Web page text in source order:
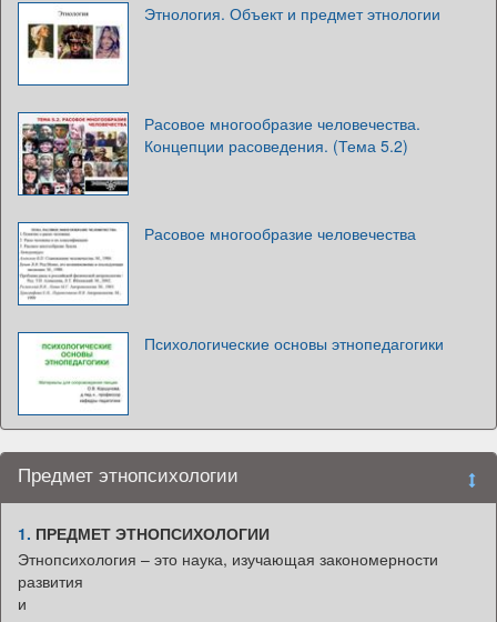
Этнология. Объект и предмет этнологии
Расовое многообразие человечества.
Концепции расоведения. (Тема 5.2)
Расовое многообразие человечества
Психологические основы этнопедагогики
Предмет этнопсихологии
1. ПРЕДМЕТ ЭТНОПСИХОЛОГИИ
Этнопсихология – это наука, изучающая закономерности
развития
и